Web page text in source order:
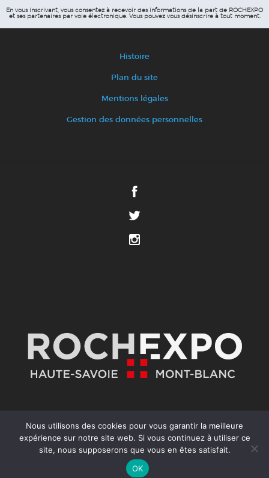
En vous inscrivant, vous consentez à recevoir des informations de la part de ROCHEXPO
et ses partenaires par voie électronique.Vous pouvez vous désinscrire à tout moment.
Histoire
Plan du site
Mentions légales
Gestion des données personnelles
COPYRIGHT ©2025 FOIRE INTERNATIONALE 74
Nous utilisons des cookies pour vous garantir la meilleure
expérience sur notre site web. Si vous continuez à utiliser ce
site, nous supposerons que vous en êtes satisfait.
OK